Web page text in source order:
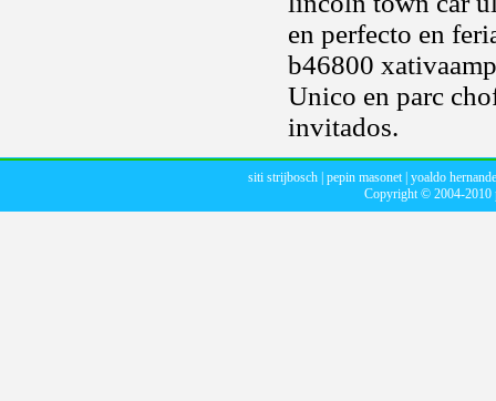
en perfecto en
b46800
Unico en parc
invitados.
siti strijbosch| pepin masonet| yoaldo
Copyright © 2004-2010